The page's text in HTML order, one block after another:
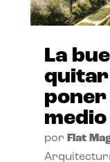
La
quitar
poner
por Flat